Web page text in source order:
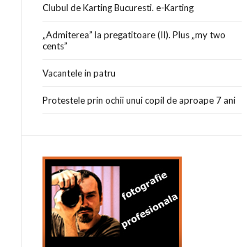
Clubul de Karting Bucuresti. e-Karting
„Admiterea” la pregatitoare (II). Plus „my two
cents”
Vacantele in patru
Protestele prin ochii unui copil de aproape 7 ani